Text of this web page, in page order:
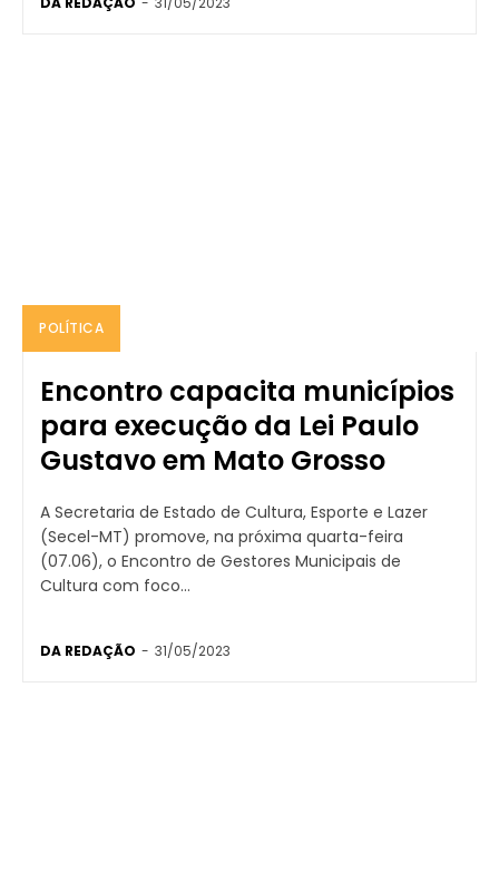
POLÍTICA
Encontro capacita municípios
para execução da Lei Paulo
Gustavo em Mato Grosso
A Secretaria de Estado de Cultura, Esporte e Lazer
(Secel-MT) promove, na próxima quarta-feira
(07.06), o Encontro de Gestores Municipais de
Cultura com foco...
DA REDAÇÃO - 31/05/2023